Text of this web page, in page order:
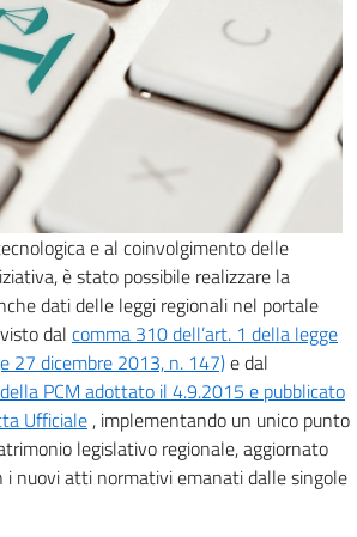
e al coinvolgimento delle
è stato possibile realizzare la
dati delle leggi regionali nel portale
dal comma 310 dell’art. 1 della legge
27 dicembre 2013, n. 147)e dal
PCM adottato il 4.9.2015 e pubblicato
Ufficiale , implementando un unico punto
legislativo regionale, aggiornato
nuovi atti normativi emanati dalle singole